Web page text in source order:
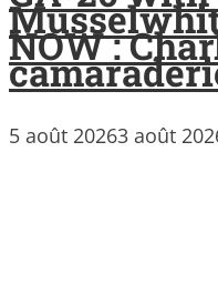
NOW :
5 août 20263 août